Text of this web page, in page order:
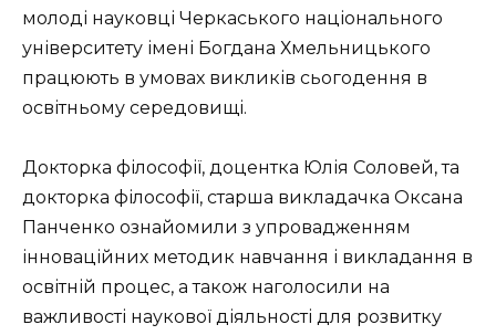
молоді науковці Черкаського національного
університету імені Богдана Хмельницького
працюють в умовах викликів сьогодення в
освітньому середовищі.
Докторка філософії, доцентка Юлія Соловей, та
докторка філософії, старша викладачка Оксана
Панченко ознайомили з упровадженням
інноваційних методик навчання і викладання в
освітній процес, а також наголосили на
важливості наукової діяльності для розвитку